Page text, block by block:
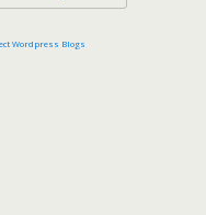
Wordpress Blogs